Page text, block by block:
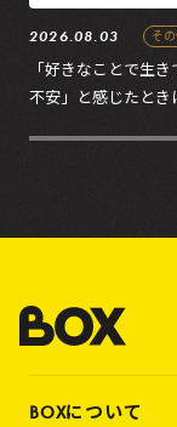
2026.08.03 そ
「好きなことで生
不安」と感じたとき
BOXについて